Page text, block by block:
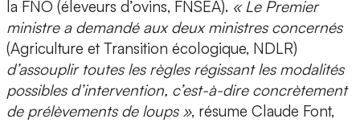
la FNO (éleveurs d’ovins, FNSEA). « Le Premier
ministre a demandé aux deux ministres concernés
(Agriculture et Transition écologique, NDLR)
d’assouplir toutes les règles régissant les modalités
possibles d’intervention, c’est-à-dire concrètement
de prélèvements de loups », résume Claude Font,